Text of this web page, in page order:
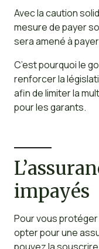
Avec la caution
mesure de payer
sera amené à
C’est pourquoi le
renforcer la
afin de limiter la
pour les garants.
impayés
Pour vous
opter pour une